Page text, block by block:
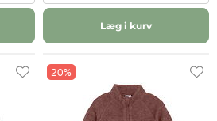
Læg i kurv
20%